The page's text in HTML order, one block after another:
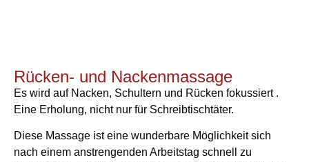
Rücken- und Nackenmassage
Es wird auf Nacken, Schultern und Rücken fokussiert .
Eine Erholung, nicht nur für Schreibtischtäter.
Diese Massage ist eine wunderbare Möglichkeit sich
nach einem anstrengenden Arbeitstag schnell zu